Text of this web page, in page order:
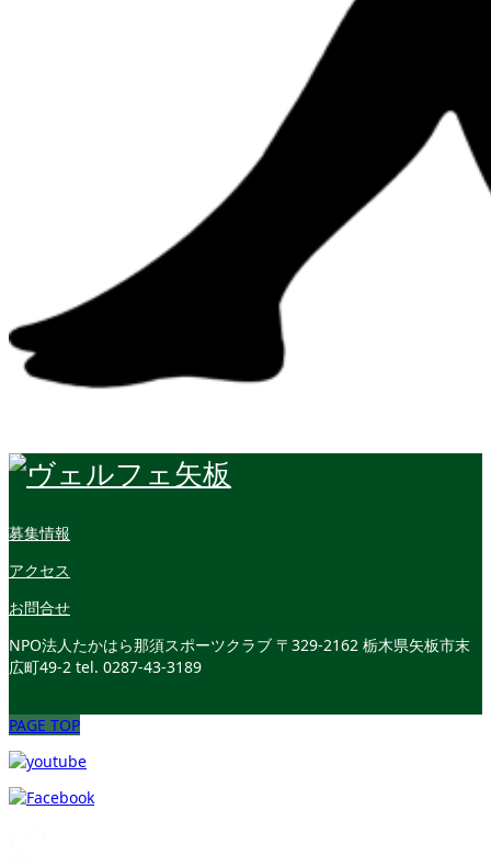
募集情報
アクセス
お問合せ
NPO法人たかはら那須スポーツクラブ 〒329-2162 栃木県矢板市末
広町49-2 tel. 0287-43-3189
PAGE TOP